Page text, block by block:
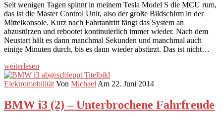
Seit wenigen Tagen spinnt in meinem Tesla Model S die MCU rum,
das ist die Master Control Unit, also der große Bildschirm in der
Mittelkonsole. Kurz nach Fahrtantritt fängt das System an
abzustürzen und rebootet kontinuierlich immer wieder. Nach dem
Neustart hält es dann manchmal Sekunden und manchmal auch
einige Minuten durch, bis es dann wieder abstürzt. Das ist nicht…
weiterlesen
Elektromobilität Von MichaelAm 22. Juni 2014
BMW i3 (2) – Unterbrochene Fahrfreude